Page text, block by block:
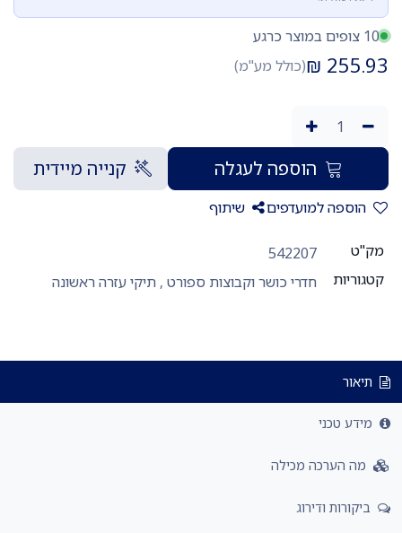
10 צופים במוצר כרגע
255.93
₪(כולל מע"מ)
הוספה לעגלה קנייה מיידית
הוספה למועדפים שיתוף
מק"ט
542207
קטגוריות
חדרי כושר וקבוצות ספורט, תיקי עזרה ראשונה
תיאור
מידע טכני
מה הערכה מכילה
ביקורות ודירוג